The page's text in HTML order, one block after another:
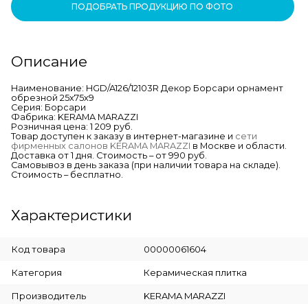
ПОДОБРАТЬ ПРОДУКЦИЮ ПО ФОТО
Описание
Наименование: HGD/A126/12103R Декор Борсари орнамент
обрезной 25х75х9
Серия: Борсари
Фабрика: KERAMA MARAZZI
Розничная цена: 1 209 руб.
Товар доступен к заказу в интернет-магазине и сети
фирменных салонов KERAMA MARAZZI в Москве и области.
Доставка от 1 дня. Стоимость – от 990 руб.
Самовывоз в день заказа (при наличии товара на складе).
Стоимость – бесплатно.
Характеристики
Код товара 00000061604
Категория Керамическая плитка
Производитель KERAMA MARAZZI